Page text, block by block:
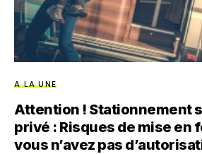
A LA UNE
Attention ! Stationnement
privé : Risques de mise en
vous n’avez pas